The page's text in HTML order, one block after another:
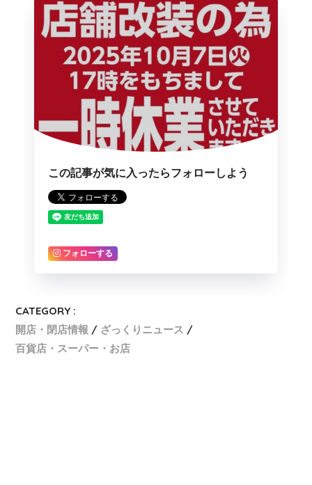
この記事が気に入ったらフォローしよう
フォローする
CATEGORY :
開店・閉店情報
ざっくりニュース
百貨店・スーパー・お店